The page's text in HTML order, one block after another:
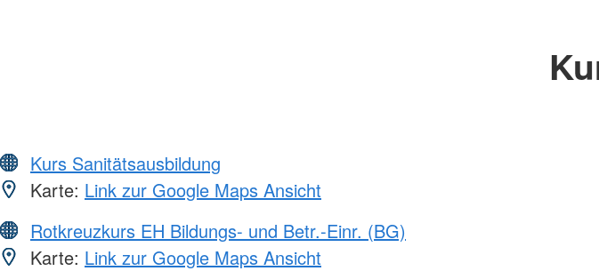
Kurs Sanitätsausbildung
Karte: Link zur Google Maps Ansicht
Rotkreuzkurs EH Bildungs- und Betr.-Einr. (BG)
Karte: Link zur Google Maps Ansicht